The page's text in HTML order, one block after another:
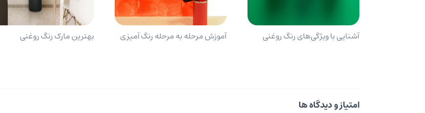
آشنایی با ویژگی‌های رنگ روغنی آموزش مرحله به مرحله رنگ آمیزی بهترین مارک رنگ روغنی
امتیاز و دیدگاه ها